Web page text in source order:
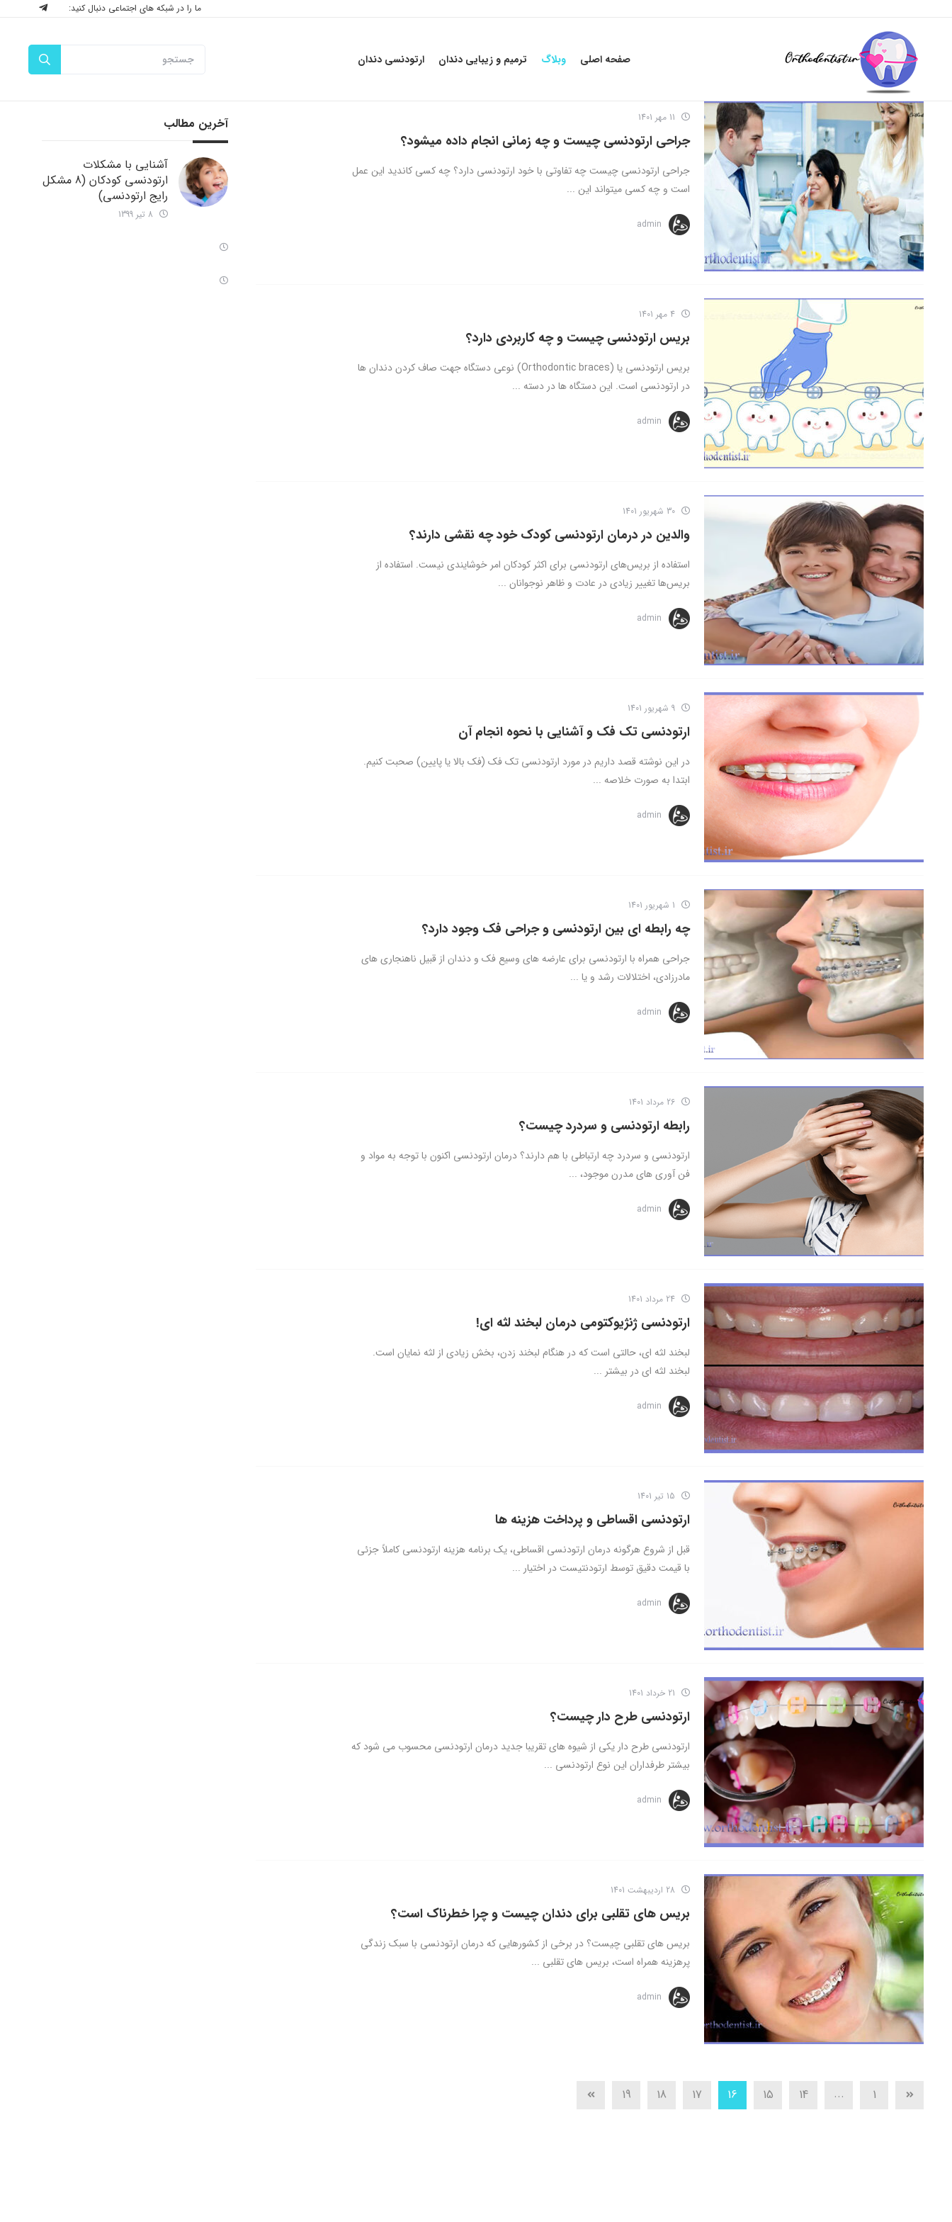
ما را در شبکه های اجتماعی دنبال کنید:
صفحه اصلی وبلاگ ترمیم و زیبایی دندان ارتودنسی دندان
جراحی ارتودنسی چیست و چه زمانی انجام داده میشود؟
جراحی ارتودنسی چیست چه تفاوتی با خود ارتودنسی دارد؟ چه کسی کاندید این عمل
است و چه کسی میتواند این ...
admin
بریس ارتودنسی چیست و چه کاربردی دارد؟
بریس ارتودنسی یا (Orthodontic braces) نوعی دستگاه جهت صاف کردن دندان ها
در ارتودنسی است. این دستگاه ها در دسته ...
admin
والدین در درمان ارتودنسی کودک خود چه نقشی دارند؟
استفاده از بریس‌های ارتودنسی برای اکثر کودکان امر خوشایندی نیست. استفاده از
بریس‌ها تغییر زیادی در عادت و ظاهر نوجوانان ...
admin
ارتودنسی تک فک و آشنایی با نحوه انجام آن
در این نوشته قصد داریم در مورد ارتودنسی تک فک (فک بالا یا پایین) صحبت کنیم.
ابتدا به صورت خلاصه ...
admin
چه رابطه ای بین ارتودنسی و جراحی فک وجود دارد؟
جراحی همراه با ارتودنسی برای عارضه های وسیع فک و دندان از قبیل ناهنجاری های
مادرزادی، اختلالات رشد و یا ...
admin
رابطه ارتودنسی و سردرد چیست؟
ارتودنسی و سردرد چه ارتباطی با هم دارند؟ درمان ارتودنسی اکنون با توجه به مواد و
فن آوری های مدرن موجود، ...
admin
ارتودنسی ژنژیوکتومی درمان لبخند لثه ای!
لبخند لثه ‌ای، حالتی است که در هنگام لبخند زدن، بخش زیادی از لثه نمایان است.
لبخند لثه ‌ای در بیشتر ...
admin
ارتودنسی اقساطی و پرداخت هزینه ها
قبل از شروع هرگونه درمان ارتودنسی اقساطی، یک برنامه هزینه ارتودنسی کاملاً جزئی
با قیمت دقیق توسط ارتودنتیست در اختیار ...
admin
ارتودنسی طرح دار چیست؟
ارتودنسی طرح دار یکی از شیوه های تقریبا جدید درمان ارتودنسی محسوب می شود که
بیشتر طرفداران این نوع ارتودنسی ...
admin
بریس های تقلبی برای دندان چیست و چرا خطرناک است؟
بریس های تقلبی چیست؟ در برخی از کشورهایی که درمان ارتودنسی با سبک زندگی
پرهزینه همراه است، بریس های تقلبی ...
admin
1
...
14
15
16
17
18
19
آخرین مطالب
آشنایی با مشکلات
ارتودنسی کودکان (8 مشکل
رایج ارتودنسی)